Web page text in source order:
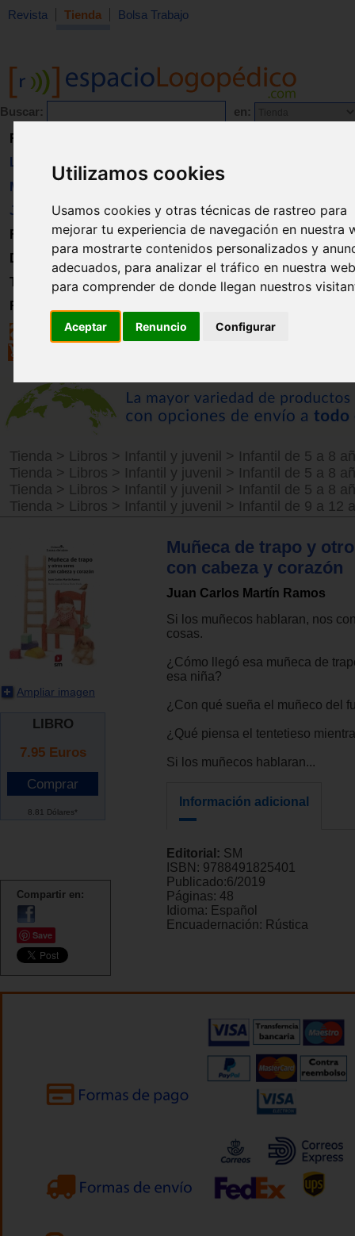
Utilizamos cookies
Usamos cookies y otras técnicas de rastreo para
mejorar tu experiencia de navegación en nuestra
para mostrarte contenidos personalizados y
adecuados, para analizar el tráfico en nuestra
para comprender de donde llegan nuestros
Aceptar Renuncio Configurar
Revista Tienda Bolsa Trabajo
Buscar: en:
Revista
Libros
Material
Juguetes
Formación
Directorio
Trabajo
Registro
Tienda > Libros > Infantil y juvenil > Infantil de 5 a 8
Tienda > Libros > Infantil y juvenil > Infantil de 5 a 8
Tienda > Libros > Infantil y juvenil > Infantil de 5 a 8
Tienda > Libros > Infantil y juvenil > Infantil de 9 a 12
Ampliar imagen
LIBRO
7.95 Euros
8.81 Dólares*
Compartir en:
Save
Muñeca de trapo y
con cabeza y corazón
Juan Carlos Martín Ramos
Si los muñecos hablaran, nos
cosas.
¿Cómo llegó esa muñeca de
esa niña?
¿Con qué sueña el muñeco del
¿Qué piensa el tentetieso
Si los muñecos hablaran...
Información adicional
Editorial: SM
ISBN: 9788491825401
Publicado:6/2019
Páginas: 48
Idioma: Español
Encuadernación: Rústica